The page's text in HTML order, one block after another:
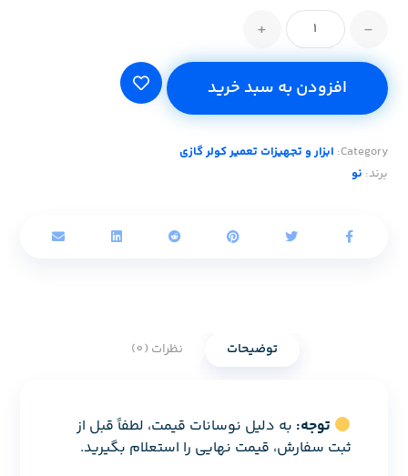
-
+
افزودن به سبد خرید
Category: ابزار و تجهیزات تعمیر کولر گازی
برند: نو
توضیحات نظرات (0)
توجه: به دلیل نوسانات قیمت، لطفاً قبل از
ثبت سفارش، قیمت نهایی را استعلام بگیرید.